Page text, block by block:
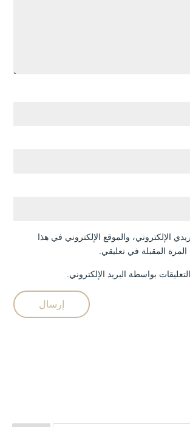
الإلكتروني، والموقع الإلكتروني في هذا
المقبلة في تعليقي.
بواسطة البريد الإلكتروني.